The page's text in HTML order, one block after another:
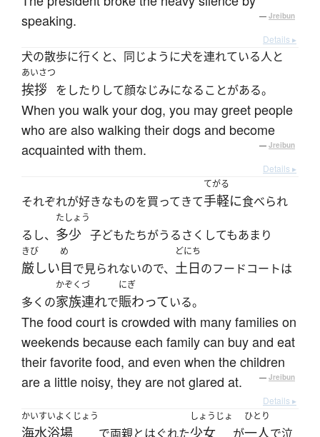
speaking.
— Jreibun
Details ▸
犬の散歩に行くと、同じように犬を連れている人と
あいさつ
挨拶 をしたりして顔なじみになることがある。
When you walk your dog, you may greet people
who are also walking their dogs and become
acquainted with them.
— Jreibun
Details ▸
それぞれが好きなものを買ってきて
てがる
手軽に食べられ
るし、
たしょう
多少 子どもたちがうるさくしてもあまり
きび
厳しい
め
目で見られないので、
どにち
土日のフードコートは
多くの
かぞくづ
家族連れで
にぎ
賑わっている。
The food court is crowded with many families on
weekends because each family can buy and eat
their favorite food, and even when the children
are a little noisy, they are not glared at.
— Jreibun
Details ▸
かいすいよくじょう
海水浴場 で両親とはぐれた
しょうじょ
少女 が
ひとり
一人で泣